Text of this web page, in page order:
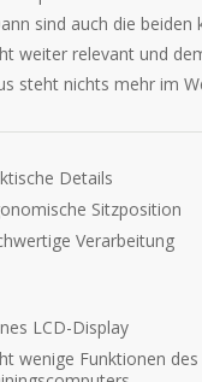
sind auch die beiden
weiter relevant und
steht nichts mehr im
Details
Sitzposition
Verarbeitung
LCD-Display
wenige Funktionen des